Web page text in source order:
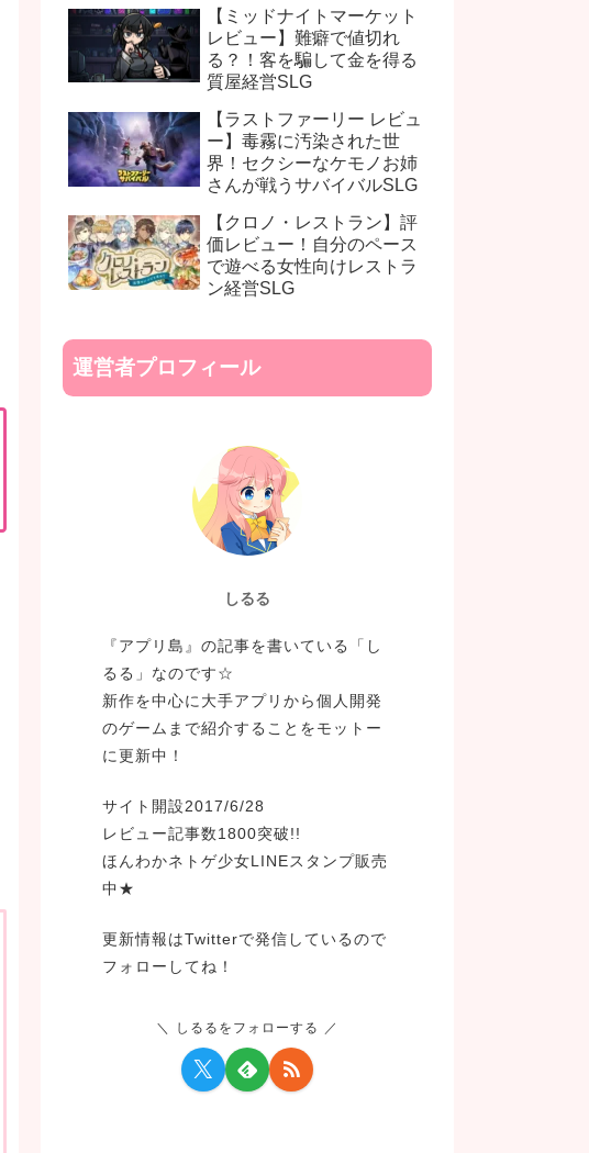
【ミッドナイトマーケット
レビュー】難癖で値切れ
る？！客を騙して金を得る
質屋経営SLG
【ラストファーリー レビュ
ー】毒霧に汚染された世
界！セクシーなケモノお姉
さんが戦うサバイバルSLG
【クロノ・レストラン】評
価レビュー！自分のペース
で遊べる女性向けレストラ
ン経営SLG
運営者プロフィール
しるる
『アプリ島』の記事を書いている「し
るる」なのです☆
新作を中心に大手アプリから個人開発
のゲームまで紹介することをモットー
に更新中！
サイト開設2017/6/28
レビュー記事数1800突破!!
ほんわかネトゲ少女LINEスタンプ販売
中★
更新情報はTwitterで発信しているので
フォローしてね！
しるるをフォローする